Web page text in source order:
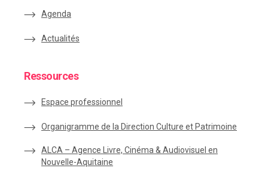
Agenda
Actualités
Ressources
Espace professionnel
Organigramme de la Direction Culture et Patrimoine
ALCA – Agence Livre, Cinéma & Audiovisuel en
Nouvelle-Aquitaine